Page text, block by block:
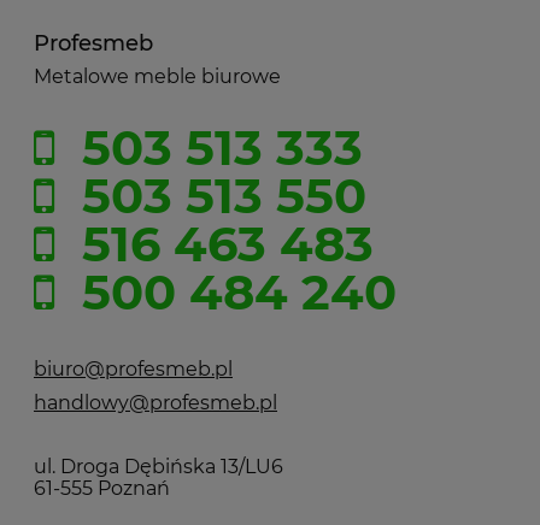
Profesmeb
Metalowe meble biurowe
503 513 333
503 513 550
516 463 483
500 484 240
biuro@profesmeb.pl
handlowy@profesmeb.pl
ul. Droga Dębińska 13/LU6
61-555 Poznań